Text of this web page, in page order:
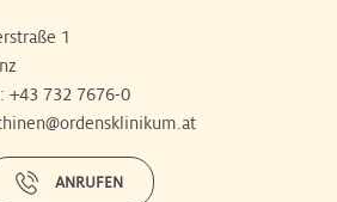
1
+43 732 7676-0
ANRUFEN